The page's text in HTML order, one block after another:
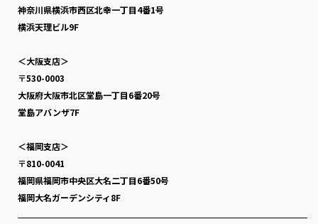
神奈川県横浜市西区北幸一丁目4番1号
横浜天理ビル9F
＜大阪支店＞
〒530-0003
大阪府大阪市北区堂島一丁目6番20号
堂島アバンザ7F
＜福岡支店＞
〒810-0041
福岡県福岡市中央区大名二丁目6番50号
福岡大名ガーデンシティ8F